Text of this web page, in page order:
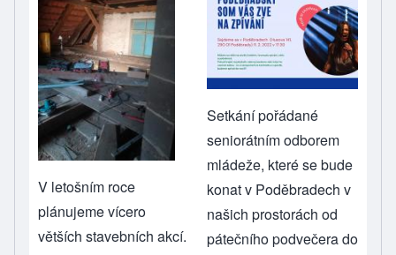
V letošním roce
plánujeme vícero
větších stavebních akcí.
Setkání pořádané
seniorátním odborem
mládeže, které se bude
konat v Poděbradech v
našich prostorách od
pátečního podvečera do